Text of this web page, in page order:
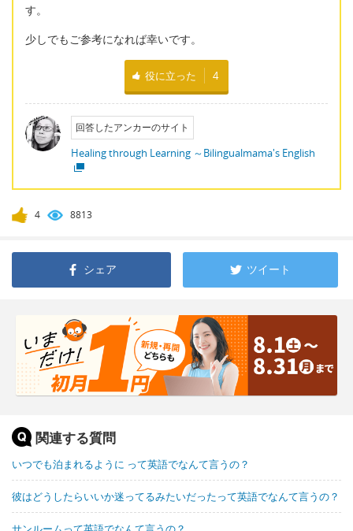
す。
少しでもご参考になれば幸いです。
役に立った 4
回答したアンカーのサイト
Healing through Learning ～Bilingualmama's English
4 8813
シェア ツイート
関連する質問
いつでも泊まれるように って英語でなんて言うの？
彼はどうしたらいいか迷ってるみたいだったって英語でなんて言うの？